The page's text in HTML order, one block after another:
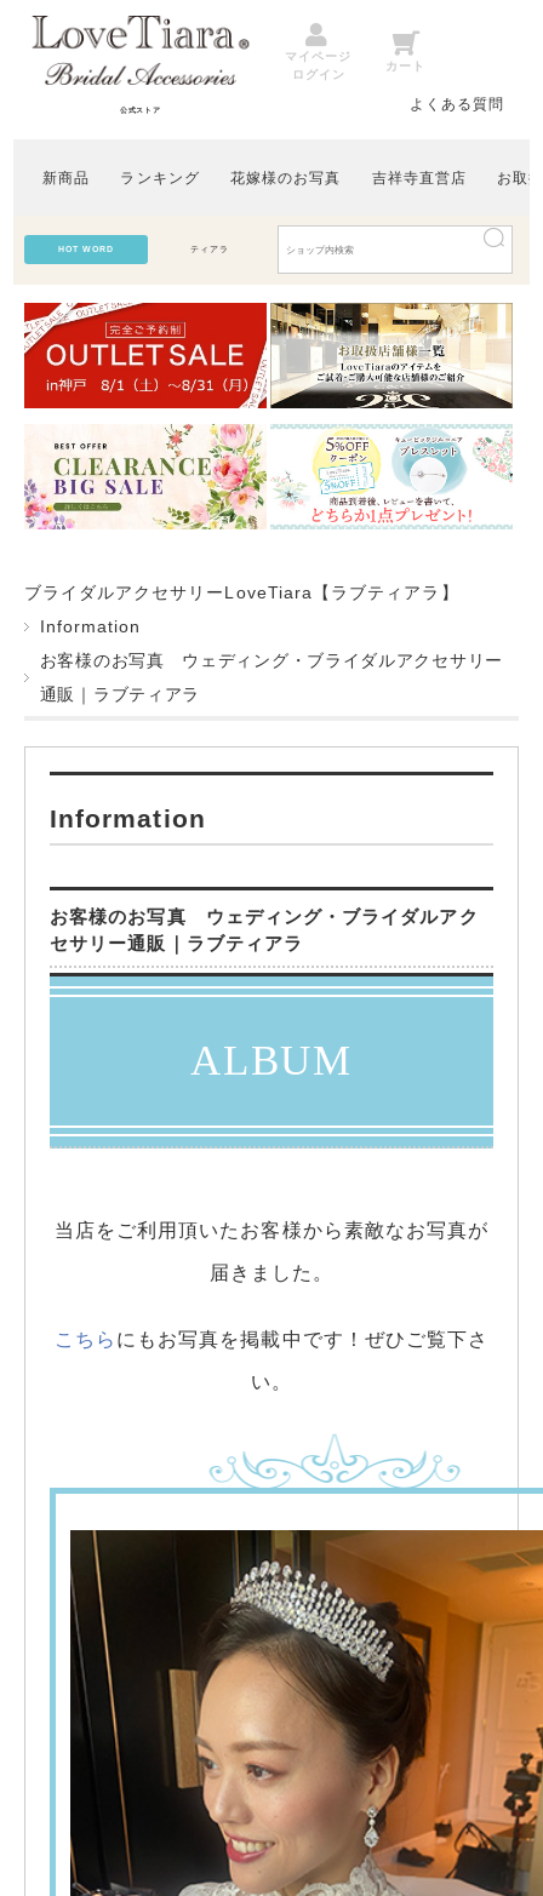
公式ストア
マイページ
ログイン
カート
よくある質問
新商品 ランキング 花嫁様のお写真 吉祥寺直営店 お取
HOT WORD ティアラ
ブライダルアクセサリーLoveTiara【ラブティアラ】
Information
お客様のお写真 ウェディング・ブライダルアクセサリー
通販｜ラブティアラ
Information
お客様のお写真 ウェディング・ブライダルアク
セサリー通販｜ラブティアラ
ALBUM
当店をご利用頂いたお客様から素敵なお写真が
届きました。
こちら にもお写真を掲載中です！ぜひご覧下さ
い。